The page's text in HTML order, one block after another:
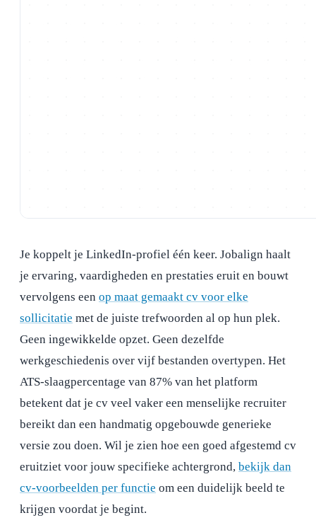
Je koppelt je LinkedIn-profiel één keer. Jobalign haalt
je ervaring, vaardigheden en prestaties eruit en bouwt
vervolgens een op maat gemaakt cv voor elke
sollicitatie met de juiste trefwoorden al op hun plek.
Geen ingewikkelde opzet. Geen dezelfde
werkgeschiedenis over vijf bestanden overtypen. Het
ATS-slaagpercentage van 87% van het platform
betekent dat je cv veel vaker een menselijke recruiter
bereikt dan een handmatig opgebouwde generieke
versie zou doen. Wil je zien hoe een goed afgestemd cv
eruitziet voor jouw specifieke achtergrond, bekijk dan
cv-voorbeelden per functie om een duidelijk beeld te
krijgen voordat je begint.